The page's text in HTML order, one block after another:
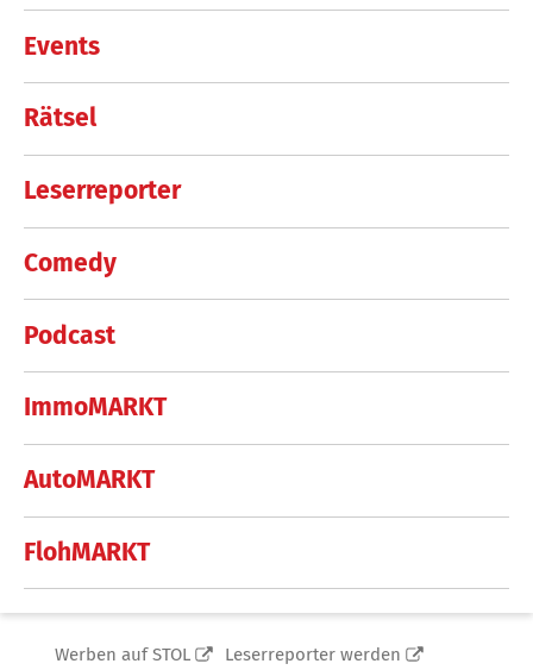
Events
Rätsel
Leserreporter
Comedy
Podcast
ImmoMARKT
AutoMARKT
FlohMARKT
Werben auf STOL
Leserreporter werden